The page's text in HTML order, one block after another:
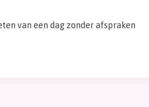
van een dag zonder afspraken